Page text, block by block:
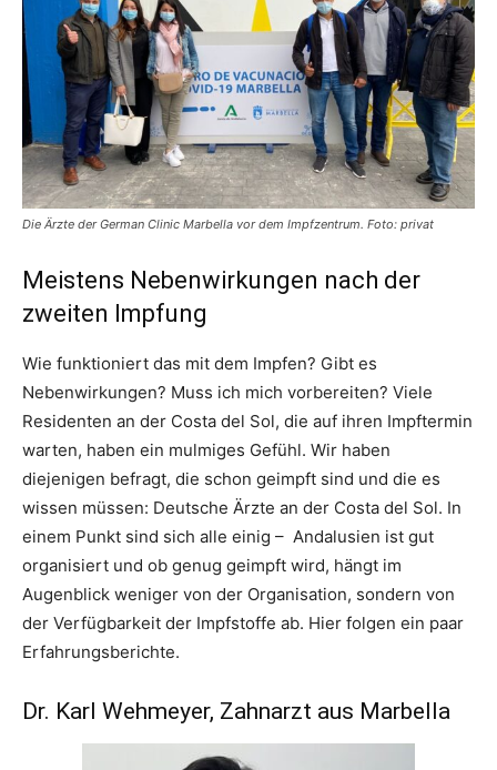
Die Ärzte der German Clinic Marbella vor dem Impfzentrum. Foto: privat
Meistens Nebenwirkungen nach der
zweiten Impfung
Wie funktioniert das mit dem Impfen? Gibt es
Nebenwirkungen? Muss ich mich vorbereiten? Viele
Residenten an der Costa del Sol, die auf ihren Impftermin
warten, haben ein mulmiges Gefühl. Wir haben
diejenigen befragt, die schon geimpft sind und die es
wissen müssen: Deutsche Ärzte an der Costa del Sol. In
einem Punkt sind sich alle einig – Andalusien ist gut
organisiert und ob genug geimpft wird, hängt im
Augenblick weniger von der Organisation, sondern von
der Verfügbarkeit der Impfstoffe ab. Hier folgen ein paar
Erfahrungsberichte.
Dr. Karl Wehmeyer, Zahnarzt aus Marbella